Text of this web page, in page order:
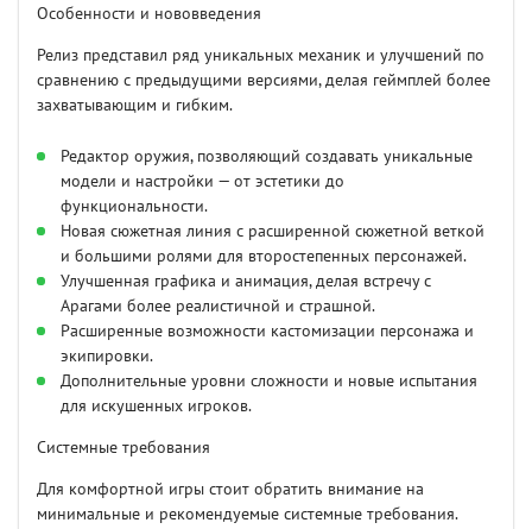
Особенности и нововведения
Релиз представил ряд уникальных механик и улучшений по
сравнению с предыдущими версиями, делая геймплей более
захватывающим и гибким.
Редактор оружия, позволяющий создавать уникальные
модели и настройки — от эстетики до
функциональности.
Новая сюжетная линия с расширенной сюжетной веткой
и большими ролями для второстепенных персонажей.
Улучшенная графика и анимация, делая встречу с
Арагами более реалистичной и страшной.
Расширенные возможности кастомизации персонажа и
экипировки.
Дополнительные уровни сложности и новые испытания
для искушенных игроков.
Системные требования
Для комфортной игры стоит обратить внимание на
минимальные и рекомендуемые системные требования.